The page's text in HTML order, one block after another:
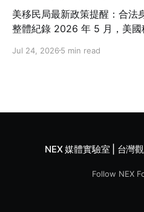
美移民局最新政策提醒：合法
整體紀錄 2026 年 5 月，美國
略的概念：在美國境內申請綠
485 時，更全面檢視申請人的
代表未來除了符合資格，也需
Jul 24, 2026 5 min read
NEX 媒體實驗室 | 台灣
Follow NEX